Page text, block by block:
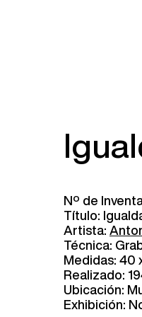
Nº de
Título:
Artista:
Técnica:
Medidas: 40
Realizado:
Ubicación:
Exhibición: